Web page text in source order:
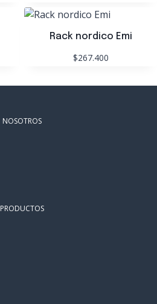
de 5
Rack nordico Emi
$267.400
NOSOTROS
PRODUCTOS